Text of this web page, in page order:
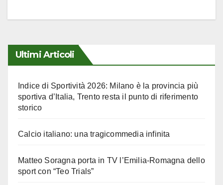
Ultimi Articoli
Indice di Sportività 2026: Milano è la provincia più
sportiva d’Italia, Trento resta il punto di riferimento
storico
Calcio italiano: una tragicommedia infinita
Matteo Soragna porta in TV l’Emilia-Romagna dello
sport con “Teo Trials”